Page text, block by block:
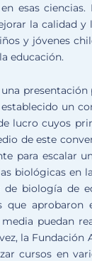
esas
la calidad
y jóvenes
educación.
un
lucro cuyos
de este
para escalar
biológicas
de biología de
que
puedan
la
cursos en